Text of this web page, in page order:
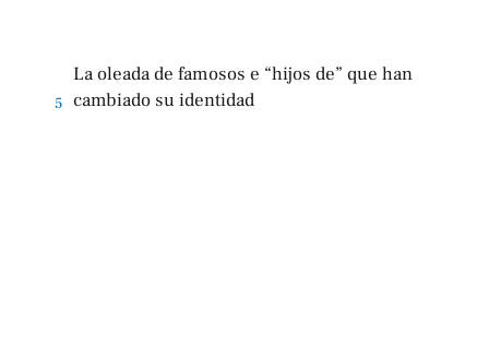
5
La oleada de famosos e “hijos de” que han
cambiado su identidad